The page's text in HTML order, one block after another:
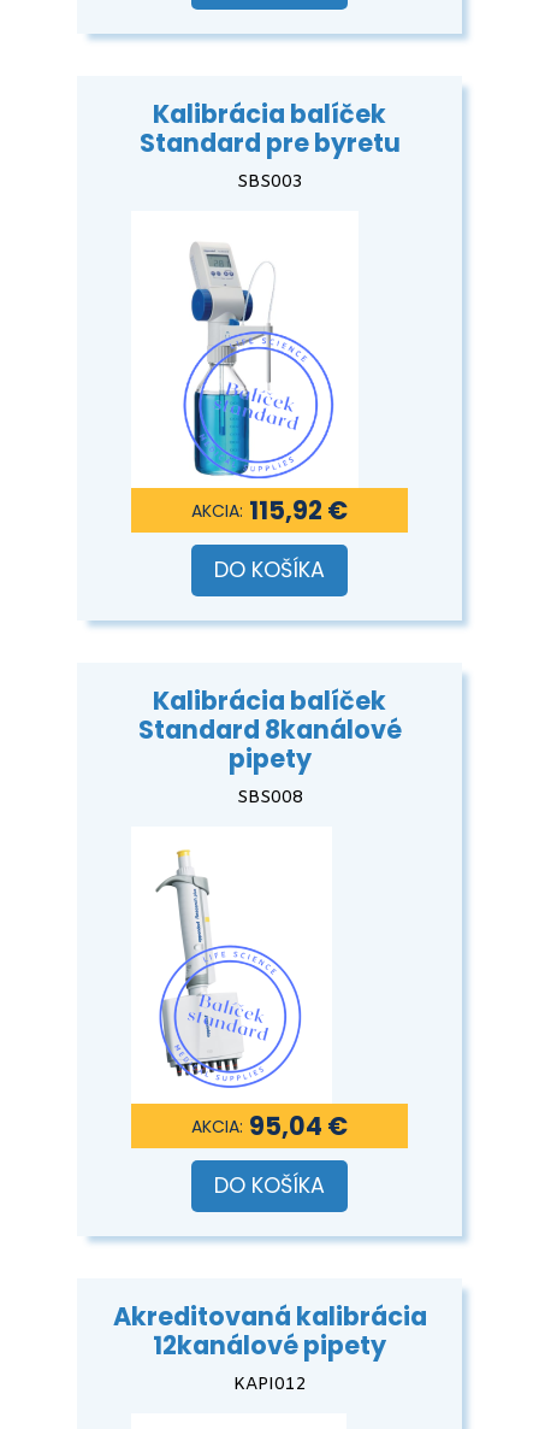
Kalibrácia balíček
Standard pre byretu
SBS003
115,92 €
DO KOŠÍKA
Kalibrácia balíček
Standard 8kanálové
pipety
SBS008
95,04 €
DO KOŠÍKA
Akreditovaná kalibrácia
12kanálové pipety
KAPI012